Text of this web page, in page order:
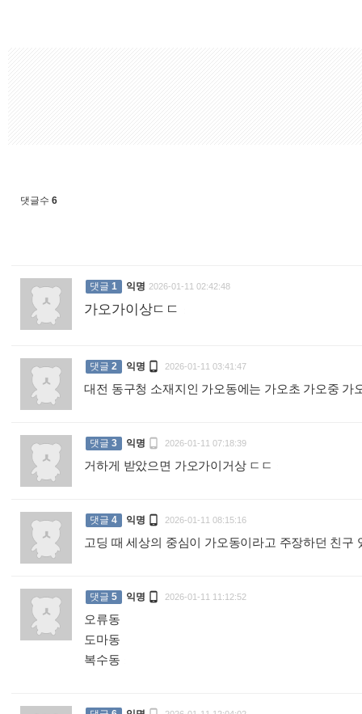
댓글수 6
댓글 1 익명 2026-01-11 02:42:48
가오가이상ㄷㄷ
댓글 2 익명  2026-01-11 03:41:47
대전 동구청 소재지인 가오동에는 가오초 가오중 가
댓글 3 익명  2026-01-11 07:18:39
거하게 받았으면 가오가이거상 ㄷㄷ
댓글 4 익명  2026-01-11 08:15:16
고딩 때 세상의 중심이 가오동이라고 주장하던 친구
댓글 5 익명  2026-01-11 11:12:52
오류동
도마동
복수동